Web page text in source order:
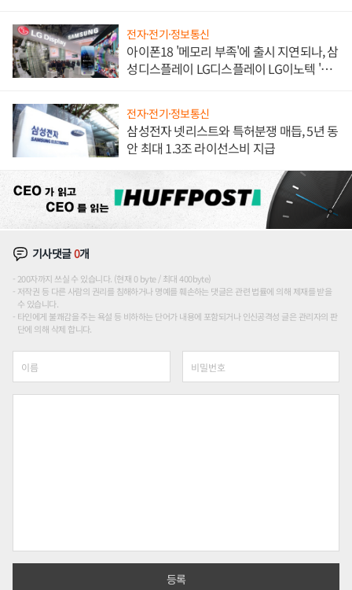
전자·전기·정보통신
아이폰18 '메모리 부족'에 출시 지연되나, 삼
성디스플레이 LG디스플레이 LG이노텍 '탈
전자·전기·정보통신
삼성전자 넷리스트와 특허분쟁 매듭, 5년 동
안 최대 1.3조 라이선스비 지급
기사댓글0개
200자까지 쓰실 수 있습니다. (현재 0 byte / 최대 400byte)
저작권 등 다른 사람의 권리를 침해하거나 명예를 훼손하는 댓글은 관련 법률에 의해 제재를 받을
수 있습니다.
타인에게 불쾌감을 주는 욕설 등 비하하는 단어가 내용에 포함되거나 인신공격성 글은 관리자의 판
단에 의해 삭제 합니다.